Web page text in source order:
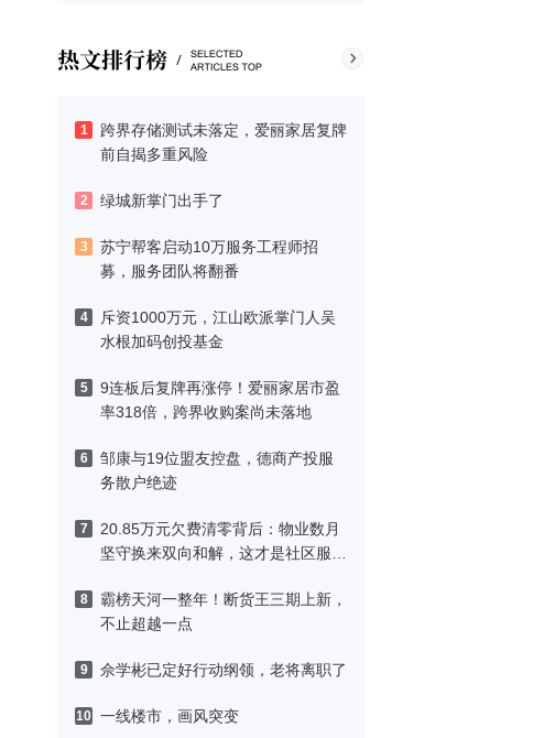
1
跨界存储测试未落定，爱丽家居复牌
前自揭多重风险
2 绿城新掌门出手了
3
苏宁帮客启动10万服务工程师招
募，服务团队将翻番
4
斥资1000万元，江山欧派掌门人吴
水根加码创投基金
5
9连板后复牌再涨停！爱丽家居市盈
率318倍，跨界收购案尚未落地
6
邹康与19位盟友控盘，德商产投服
务散户绝迹
7
20.85万元欠费清零背后：物业数月
坚守换来双向和解，这才是社区服务
8
霸榜天河一整年！断货王三期上新，
不止超越一点
9 佘学彬已定好行动纲领，老将离职了
10 一线楼市，画风突变